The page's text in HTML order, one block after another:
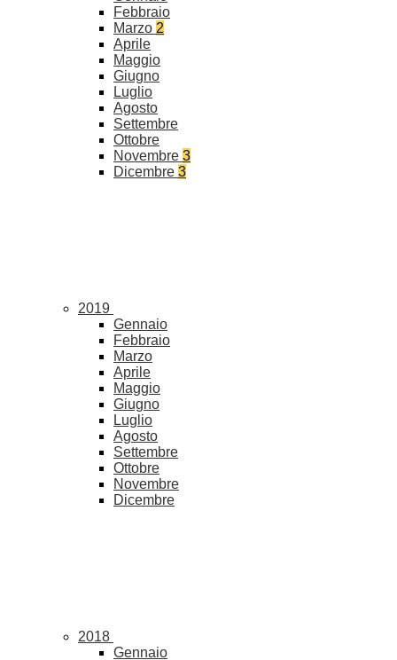
Febbraio
Marzo 2
Aprile
Maggio
Giugno
Luglio
Agosto
Settembre
Ottobre
Novembre 3
Dicembre 3
2019
Gennaio
Febbraio
Marzo
Aprile
Maggio
Giugno
Luglio
Agosto
Settembre
Ottobre
Novembre
Dicembre
2018
Gennaio